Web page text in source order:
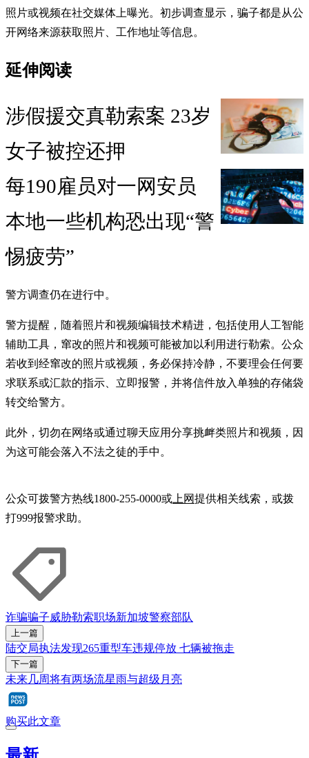
照片或视频在社交媒体上曝光。初步调查显示，骗子都是从公
开网络来源获取照片、工作地址等信息。
延伸阅读
涉假援交真勒索案 23岁
女子被控还押
每190雇员对一网安员
本地一些机构恐出现“警
惕疲劳”
警方调查仍在进行中。
警方提醒，随着照片和视频编辑技术精进，包括使用人工智能
辅助工具，窜改的照片和视频可能被加以利用进行勒索。公众
若收到经窜改的照片或视频，务必保持冷静，不要理会任何要
求联系或汇款的指示、立即报警，并将信件放入单独的存储袋
转交给警方。
此外，切勿在网络或通过聊天应用分享挑衅类照片和视频，因
为这可能会落入不法之徒的手中。
公众可拨警方热线1800-255-0000或上网提供相关线索，或拨
打999报警求助。
诈骗骗子威胁勒索职场新加坡警察部队
上一篇
陆交局执法发现265重型车违规停放 七辆被拖走
下一篇
未来几周将有两场流星雨与超级月亮
购买此文章